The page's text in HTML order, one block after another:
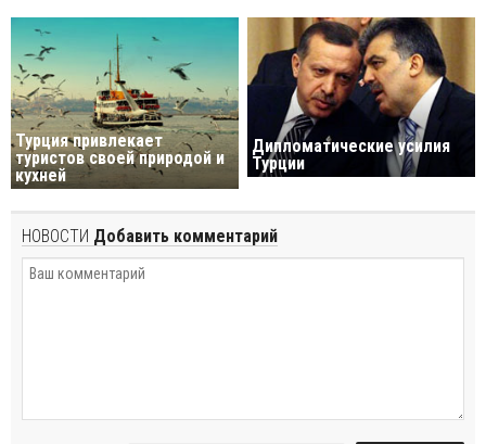
Турция привлекает
туристов своей природой и
кухней
Дипломатические усилия
Турции
НОВОСТИ Добавить комментарий